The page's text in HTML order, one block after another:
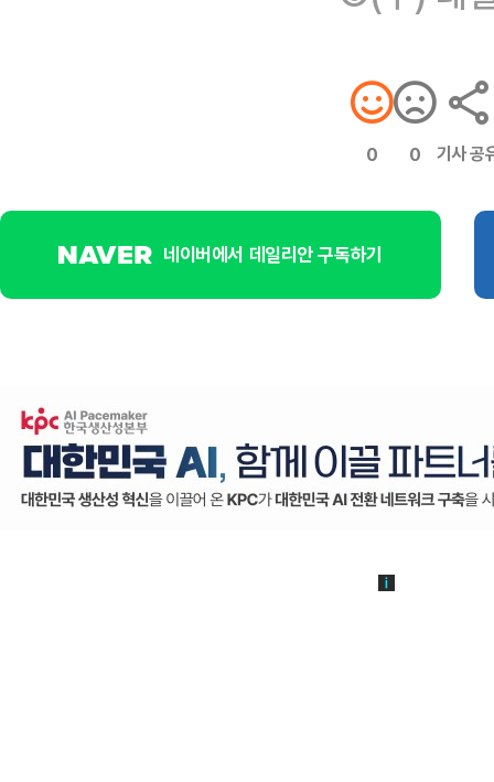
0 0 기사 공
네이버에서 데일리안 구독하기